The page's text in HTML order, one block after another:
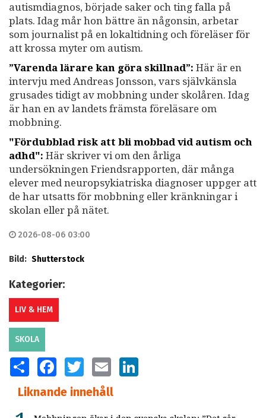
autismdiagnos, började saker och ting falla på
plats. Idag mår hon bättre än någonsin, arbetar
som journalist på en lokaltidning och föreläser för
att krossa myter om autism.
”Varenda lärare kan göra skillnad”: Här är en
intervju med Andreas Jonsson, vars självkänsla
grusades tidigt av mobbning under skolåren. Idag
är han en av landets främsta föreläsare om
mobbning.
"Fördubblad risk att bli mobbad vid autism och
adhd": Här skriver vi om den årliga
undersökningen Friendsrapporten, där många
elever med neuropsykiatriska diagnoser uppger att
de har utsatts för mobbning eller kränkningar i
skolan eller på nätet.
2026-08-06 03:00
Bild: Shutterstock
Kategorier:
LIV & HEM
SKOLA
SHARE FACEBOOKTWITTER EMAIL
Liknande innehåll